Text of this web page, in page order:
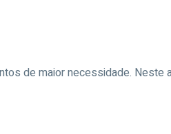
de maior necessidade. Neste